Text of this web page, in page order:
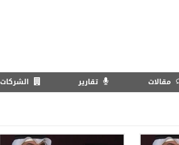
مقالات تقارير الشركات